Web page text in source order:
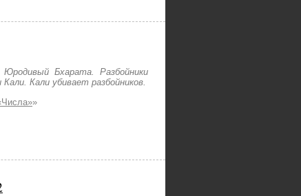
Бхарата. Разбойники
Кали убивает разбойников.
»